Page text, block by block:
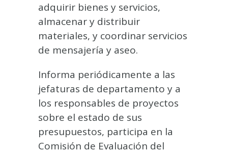
adquirir bienes y servicios,
almacenar y distribuir
materiales, y coordinar servicios
de mensajería y aseo.
Informa periódicamente a las
jefaturas de departamento y a
los responsables de proyectos
sobre el estado de sus
presupuestos, participa en la
Comisión de Evaluación del